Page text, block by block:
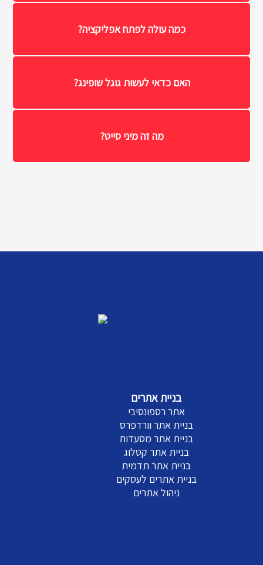
כמה עולה לפתח אפליקציה?
האם כדאי לעשות גוגל שופינג?
מה זה מיני סייט?
בניית אתרים
אתר רספונסיבי
בניית אתר וורדפרס
בניית אתר מסעדות
בניית אתר קטלוג
בניית אתר תדמית
בניית אתרים לעסקים
ניהול אתרים